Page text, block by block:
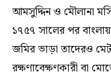
আমসুদ্দিন ও মৌলানা
১৭৫৭ সালের পর
জমির ভাড়া তাদেরও
রক্ষণাবেক্ষণকারী বা